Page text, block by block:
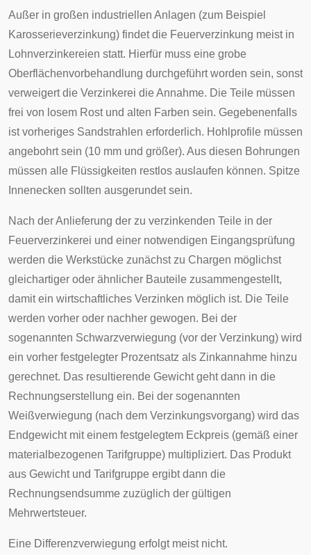
Außer in großen industriellen Anlagen (zum Beispiel
Karosserieverzinkung) findet die Feuerverzinkung meist in
Lohnverzinkereien statt. Hierfür muss eine grobe
Oberflächenvorbehandlung durchgeführt worden sein, sonst
verweigert die Verzinkerei die Annahme. Die Teile müssen
frei von losem Rost und alten Farben sein. Gegebenenfalls
ist vorheriges Sandstrahlen erforderlich. Hohlprofile müssen
angebohrt sein (10 mm und größer). Aus diesen Bohrungen
müssen alle Flüssigkeiten restlos auslaufen können. Spitze
Innenecken sollten ausgerundet sein.
Nach der Anlieferung der zu verzinkenden Teile in der
Feuerverzinkerei und einer notwendigen Eingangsprüfung
werden die Werkstücke zunächst zu Chargen möglichst
gleichartiger oder ähnlicher Bauteile zusammengestellt,
damit ein wirtschaftliches Verzinken möglich ist. Die Teile
werden vorher oder nachher gewogen. Bei der
sogenannten Schwarzverwiegung (vor der Verzinkung) wird
ein vorher festgelegter Prozentsatz als Zinkannahme hinzu
gerechnet. Das resultierende Gewicht geht dann in die
Rechnungserstellung ein. Bei der sogenannten
Weißverwiegung (nach dem Verzinkungsvorgang) wird das
Endgewicht mit einem festgelegtem Eckpreis (gemäß einer
materialbezogenen Tarifgruppe) multipliziert. Das Produkt
aus Gewicht und Tarifgruppe ergibt dann die
Rechnungsendsumme zuzüglich der gültigen
Mehrwertsteuer.
Eine Differenzverwiegung erfolgt meist nicht.